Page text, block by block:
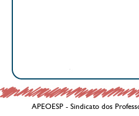
APEOESP - Sindicato dos